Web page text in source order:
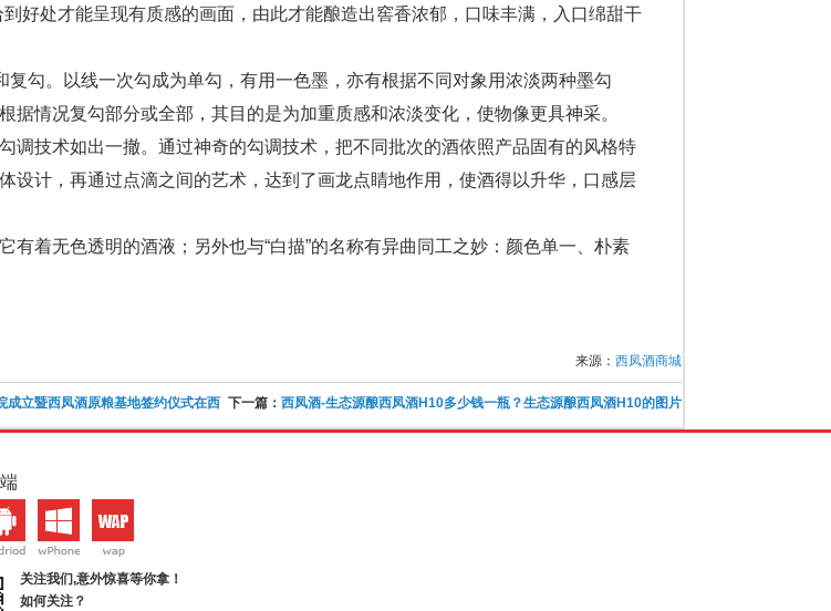
好处才能呈现有质感的画面，由此才能酿造出窖香浓郁，口味丰满，入口绵甜干
复勾。以线一次勾成为单勾，有用一色墨，亦有根据不同对象用浓淡两种墨勾
据情况复勾部分或全部，其目的是为加重质感和浓淡变化，使物像更具神采。
调技术如出一撤。通过神奇的勾调技术，把不同批次的酒依照产品固有的风格特
设计，再通过点滴之间的艺术，达到了画龙点睛地作用，使酒得以升华，口感层
着无色透明的酒液；另外也与“白描”的名称有异曲同工之妙：颜色单一、朴素
来源： 西凤酒商城
成立暨西凤酒原粮基地签约仪式在西 下一篇： 西凤酒-生态源酿西凤酒H10多少钱一瓶？生态源酿西凤酒H10的图片
关注我们,意外惊喜等你拿！
如何关注？